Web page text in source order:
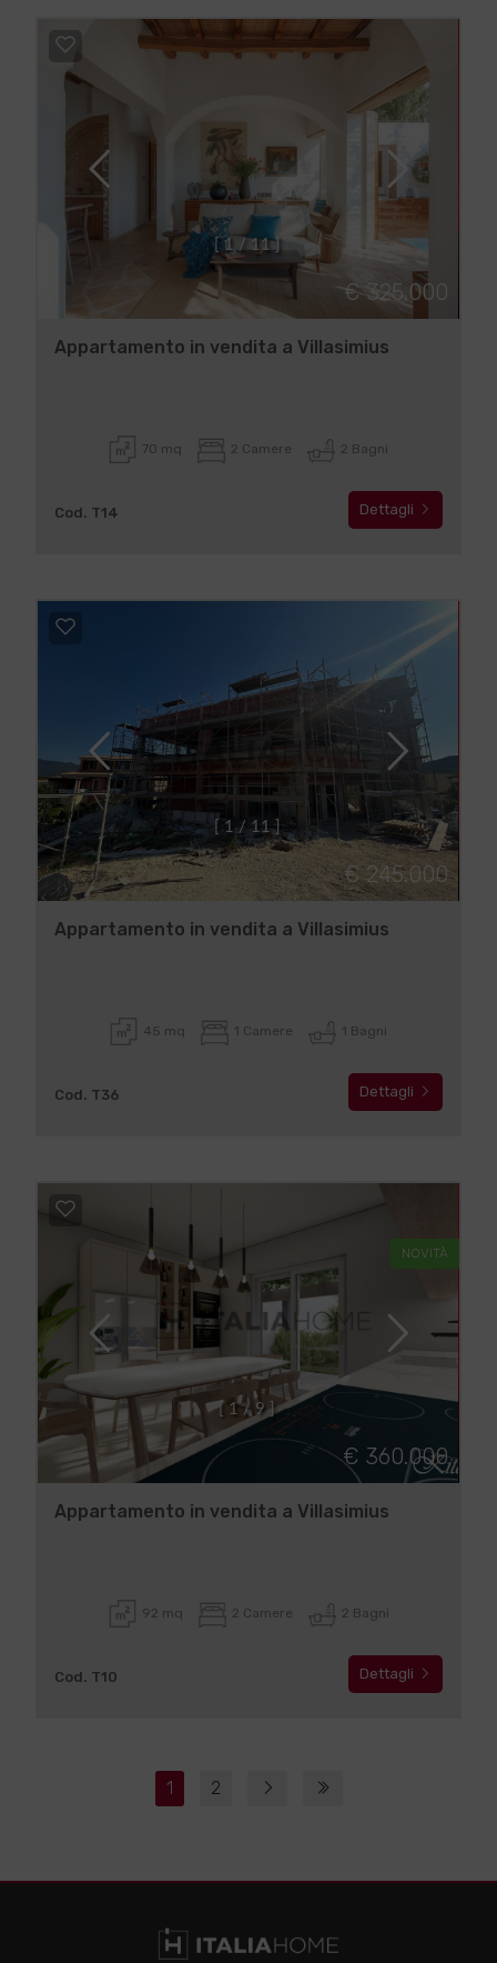
[ 1 / 11 ]
€ 325.000
Appartamento in vendita a Villasimius
70 mq 2 Camere 2 Bagni
Cod. T14 Dettagli
1 / 11 ]
€ 245.000
Appartamento in vendita a Villasimius
45 mq 1 Camere 1 Bagni
Cod. T36 Dettagli
[ 1 / 9 ]
NOVITÀ
€ 360.000
Appartamento in vendita a Villasimius
92 mq 2 Camere 2 Bagni
Cod. T10 Dettagli
1 2